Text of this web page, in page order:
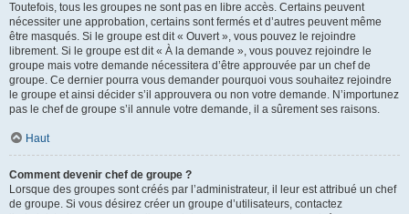
Toutefois, tous les groupes ne sont pas en libre accès. Certains peuvent
nécessiter une approbation, certains sont fermés et d’autres peuvent même
être masqués. Si le groupe est dit « Ouvert », vous pouvez le rejoindre
librement. Si le groupe est dit « À la demande », vous pouvez rejoindre le
groupe mais votre demande nécessitera d’être approuvée par un chef de
groupe. Ce dernier pourra vous demander pourquoi vous souhaitez rejoindre
le groupe et ainsi décider s’il approuvera ou non votre demande. N’importunez
pas le chef de groupe s’il annule votre demande, il a sûrement ses raisons.
Haut
Comment devenir chef de groupe ?
Lorsque des groupes sont créés par l’administrateur, il leur est attribué un chef
de groupe. Si vous désirez créer un groupe d’utilisateurs, contactez